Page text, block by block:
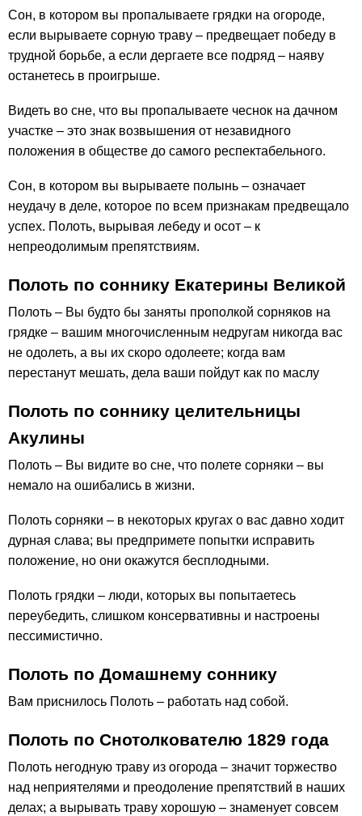
Сон, в котором вы пропалываете грядки на огороде,
если вырываете сорную траву – предвещает победу в
трудной борьбе, а если дергаете все подряд – наяву
останетесь в проигрыше.
Видеть во сне, что вы пропалываете чеснок на дачном
участке – это знак возвышения от незавидного
положения в обществе до самого респектабельного.
Сон, в котором вы вырываете полынь – означает
неудачу в деле, которое по всем признакам предвещало
успех. Полоть, вырывая лебеду и осот – к
непреодолимым препятствиям.
Полоть по соннику Екатерины Великой
Полоть – Вы будто бы заняты прополкой сорняков на
грядке – вашим многочисленным недругам никогда вас
не одолеть, а вы их скоро одолеете; когда вам
перестанут мешать, дела ваши пойдут как по маслу
Полоть по соннику целительницы
Акулины
Полоть – Вы видите во сне, что полете сорняки – вы
немало на ошибались в жизни.
Полоть сорняки – в некоторых кругах о вас давно ходит
дурная слава; вы предпримете попытки исправить
положение, но они окажутся бесплодными.
Полоть грядки – люди, которых вы попытаетесь
переубедить, слишком консервативны и настроены
пессимистично.
Полоть по Домашнему соннику
Вам приснилось Полоть – работать над собой.
Полоть по Снотолкователю 1829 года
Полоть негодную траву из огорода – значит торжество
над неприятелями и преодоление препятствий в наших
делах; а вырывать траву хорошую – знаменует совсем